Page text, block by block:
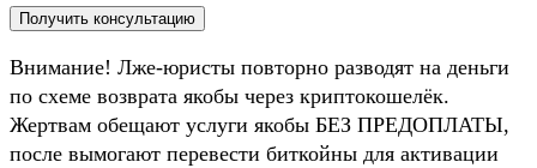
Внимание! Лже-юристы повторно разводят на деньги
по схеме возврата якобы через криптокошелёк.
Жертвам обещают услуги якобы БЕЗ ПРЕДОПЛАТЫ,
после вымогают перевести биткойны для активации